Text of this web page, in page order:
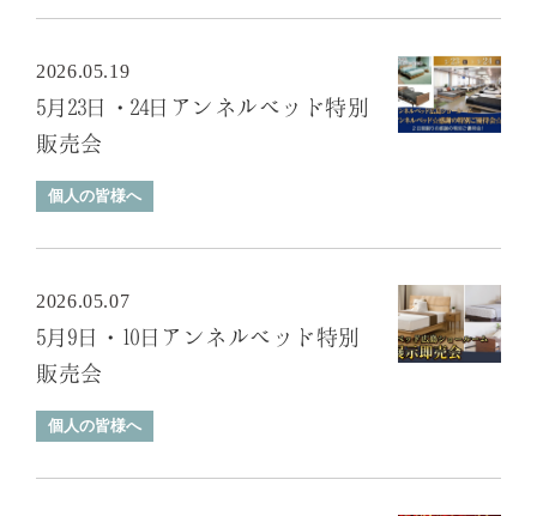
2026.05.19
5月23日・24日アンネルベッド特別
販売会
個人の皆様へ
2026.05.07
5月9日・10日アンネルベッド特別
販売会
個人の皆様へ